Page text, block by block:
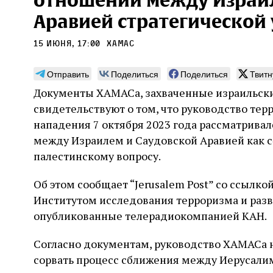
Аравией стратегической
15 июня, 17:00 ХАМАС
Отправить Поделиться Поделиться
Документы ХАМАСа, захваченные
свидетельствуют о том, что руководство
нападения 7 октября 2023 года
между Израилем и Саудовской Аравией как
палестинскому вопросу.
Об этом сообщает “Jerusalem Post” со
Институтом исследования терроризма и
опубликованные телерадиокомпанией КАН.
Согласно документам, руководство
сорвать процесс сближения между
Может ли человек,
сведущий в естественных
науках, серьезно
относиться к каббале?
Повышенный интерес Дельмедиго к каббале,
наряду с его попытками провести параллели
и атомизмом, следует воспринимать в
достоверности схоластической метафизики и
готовности искать и анализировать
31 июля Библиотека, кабинет историка
Давид Б. Рудерман
ли